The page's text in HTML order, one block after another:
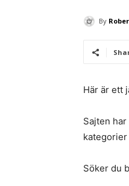
By
Här är ett
Sajten
Söker du